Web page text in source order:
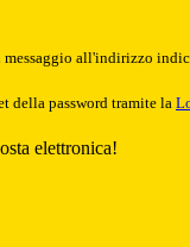
all'indirizzo
della password tramite la
elettronica!